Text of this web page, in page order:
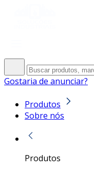
Gostaria de anunciar?
Produtos
Sobre nós
Produtos